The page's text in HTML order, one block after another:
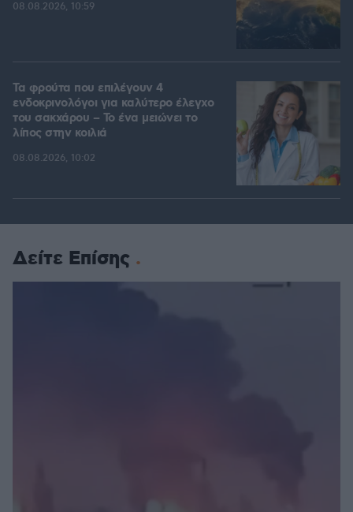
08.08.2026, 10:59
Τα φρούτα που επιλέγουν 4
ενδοκρινολόγοι για καλύτερο έλεγχο
του σακχάρου – Το ένα μειώνει το
λίπος στην κοιλιά
08.08.2026, 10:02
Δείτε Επίσης